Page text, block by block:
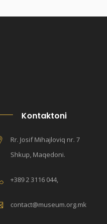
Kontaktoni
Rr. Josif Mihajloviq nr. 7
Shkup, Maqedoni.
+389 2 3116 044,
contact@museum.org.mk